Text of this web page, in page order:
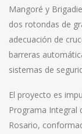
Mangoré y
dos rotondas de
adecuación de
barreras
sistemas de
El proyecto es
Programa Integral
Rosario,